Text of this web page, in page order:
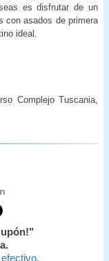
es disfrutar de un
con asados de primera
ideal.
Complejo Tuscania,